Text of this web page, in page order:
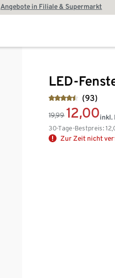
Angebote in Filiale & Supermarkt
LED-
(93)
19,99 12,00
30-Tage-Bestpreis:
inkl.
Zur Zeit nicht